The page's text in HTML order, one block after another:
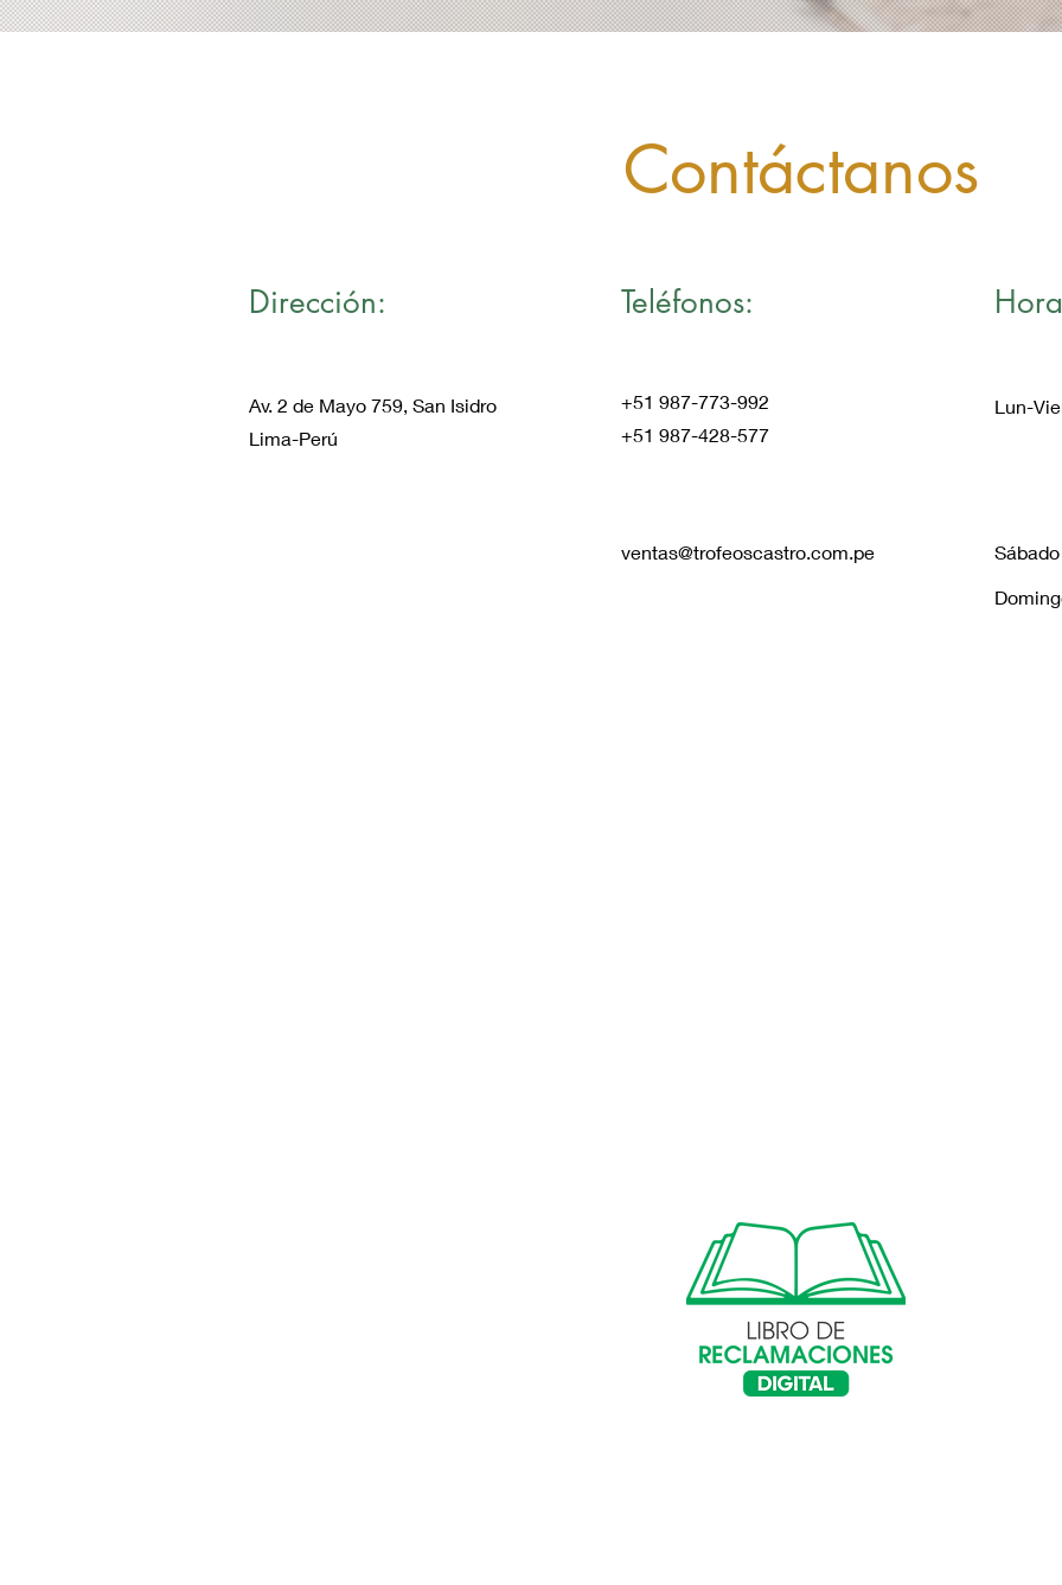
Contáctanos
Dirección: Teléfonos:
Av. 2 de Mayo 759, San Isidro
Lima-Perú
+51 987-773-992
+51 987-428-577
Lun-
ventas@trofeoscastro.com.pe
Sábado